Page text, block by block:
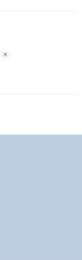
×